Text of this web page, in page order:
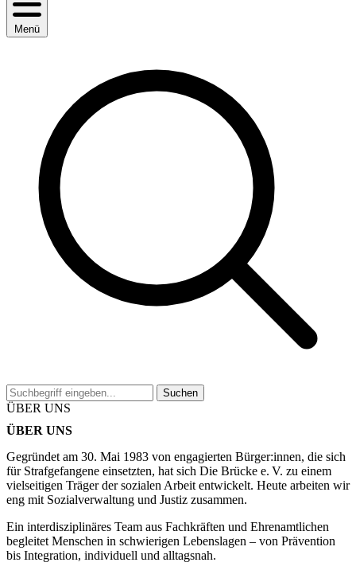
Menü
Suchen
ÜBER UNS
ÜBER UNS
Gegründet am 30. Mai 1983 von engagierten Bürger:innen, die sich
für Strafgefangene einsetzten, hat sich Die Brücke e. V. zu einem
vielseitigen Träger der sozialen Arbeit entwickelt. Heute arbeiten wir
eng mit Sozialverwaltung und Justiz zusammen.
Ein interdisziplinäres Team aus Fachkräften und Ehrenamtlichen
begleitet Menschen in schwierigen Lebenslagen – von Prävention
bis Integration, individuell und alltagsnah.